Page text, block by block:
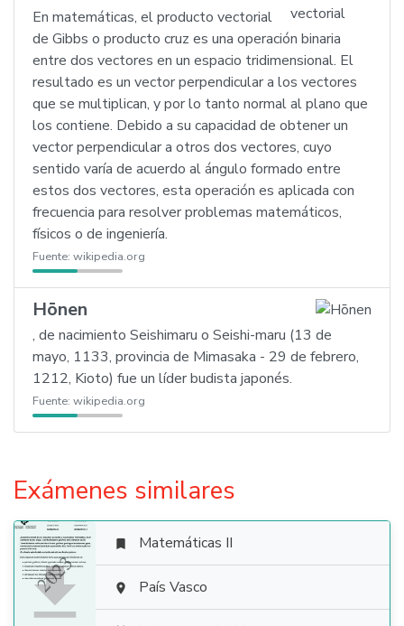
En matemáticas, el producto vectorial
de Gibbs o producto cruz es una operación binaria
entre dos vectores en un espacio tridimensional. El
resultado es un vector perpendicular a los vectores
que se multiplican, y por lo tanto normal al plano que
los contiene. Debido a su capacidad de obtener un
vector perpendicular a otros dos vectores, cuyo
sentido varía de acuerdo al ángulo formado entre
estos dos vectores, esta operación es aplicada con
frecuencia para resolver problemas matemáticos,
físicos o de ingeniería.
Fuente: wikipedia.org
Hōnen
, de nacimiento Seishimaru o Seishi-maru (13 de
mayo, 1133, provincia de Mimasaka - 29 de febrero,
1212, Kioto) fue un líder budista japonés.
Fuente: wikipedia.org
Exámenes similares

 Matemáticas II
 País Vasco